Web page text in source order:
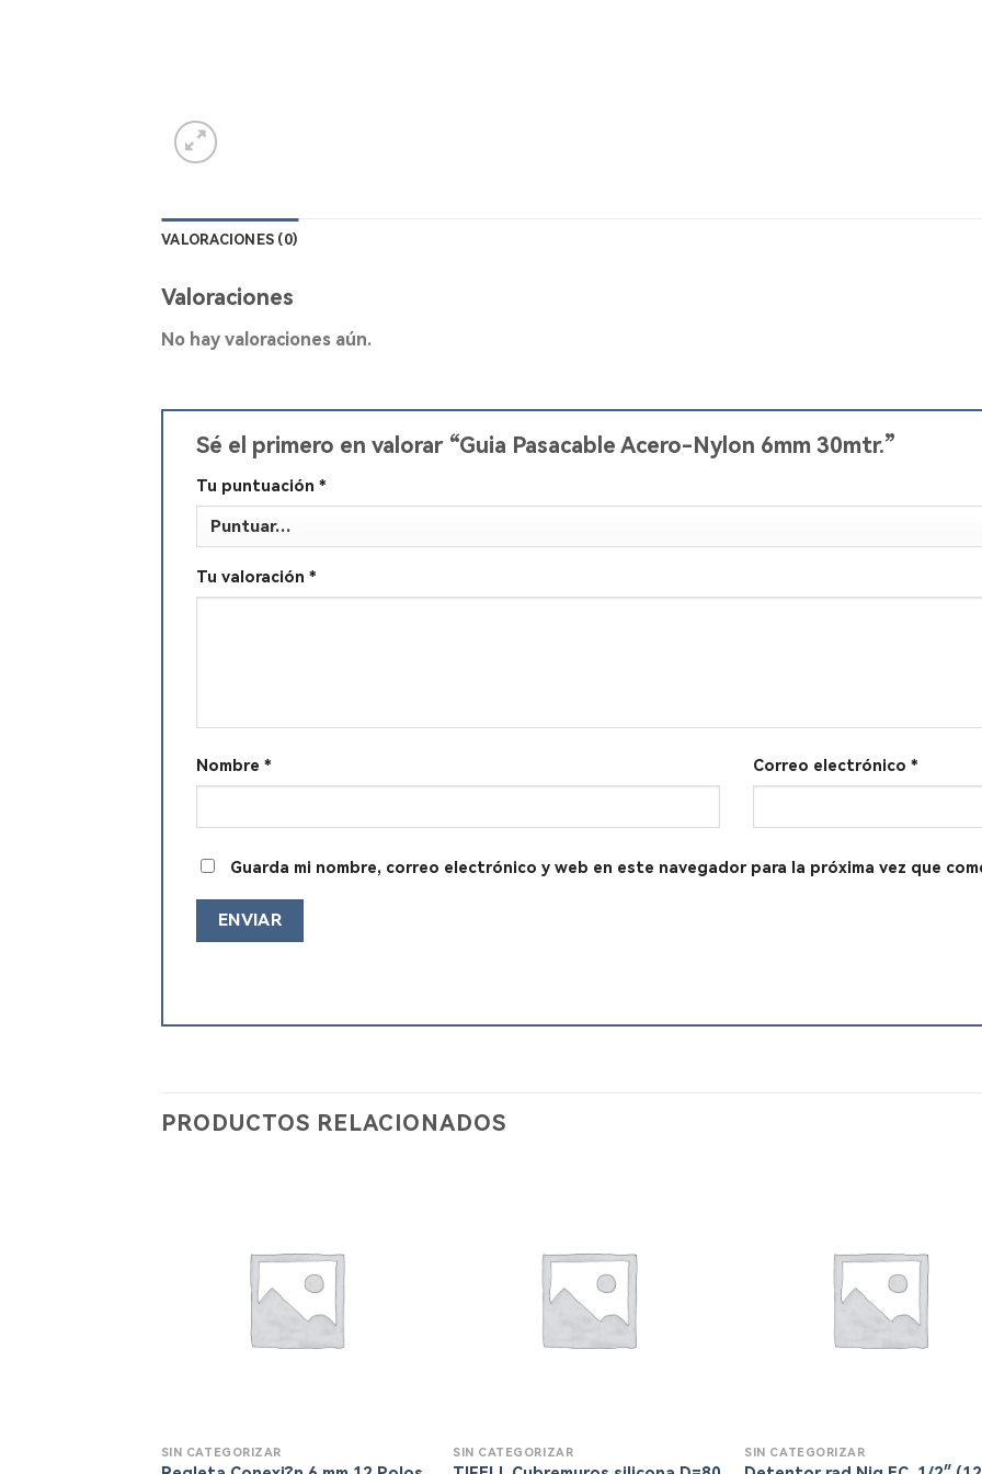
VALORACIONES (0)
Valoraciones
No hay valoraciones aún.
Sé el primero en valorar “Guia Pasacable Acero-Nylon 6mm 30mtr.”
Tu puntuación *
Tu valoración *
Nombre * Correo electrónico *
Guarda mi nombre, correo electrónico y web en este navegador para la próxima vez que
PRODUCTOS RELACIONADOS
SIN CATEGORIZAR SIN CATEGORIZAR SIN CATEGORIZAR